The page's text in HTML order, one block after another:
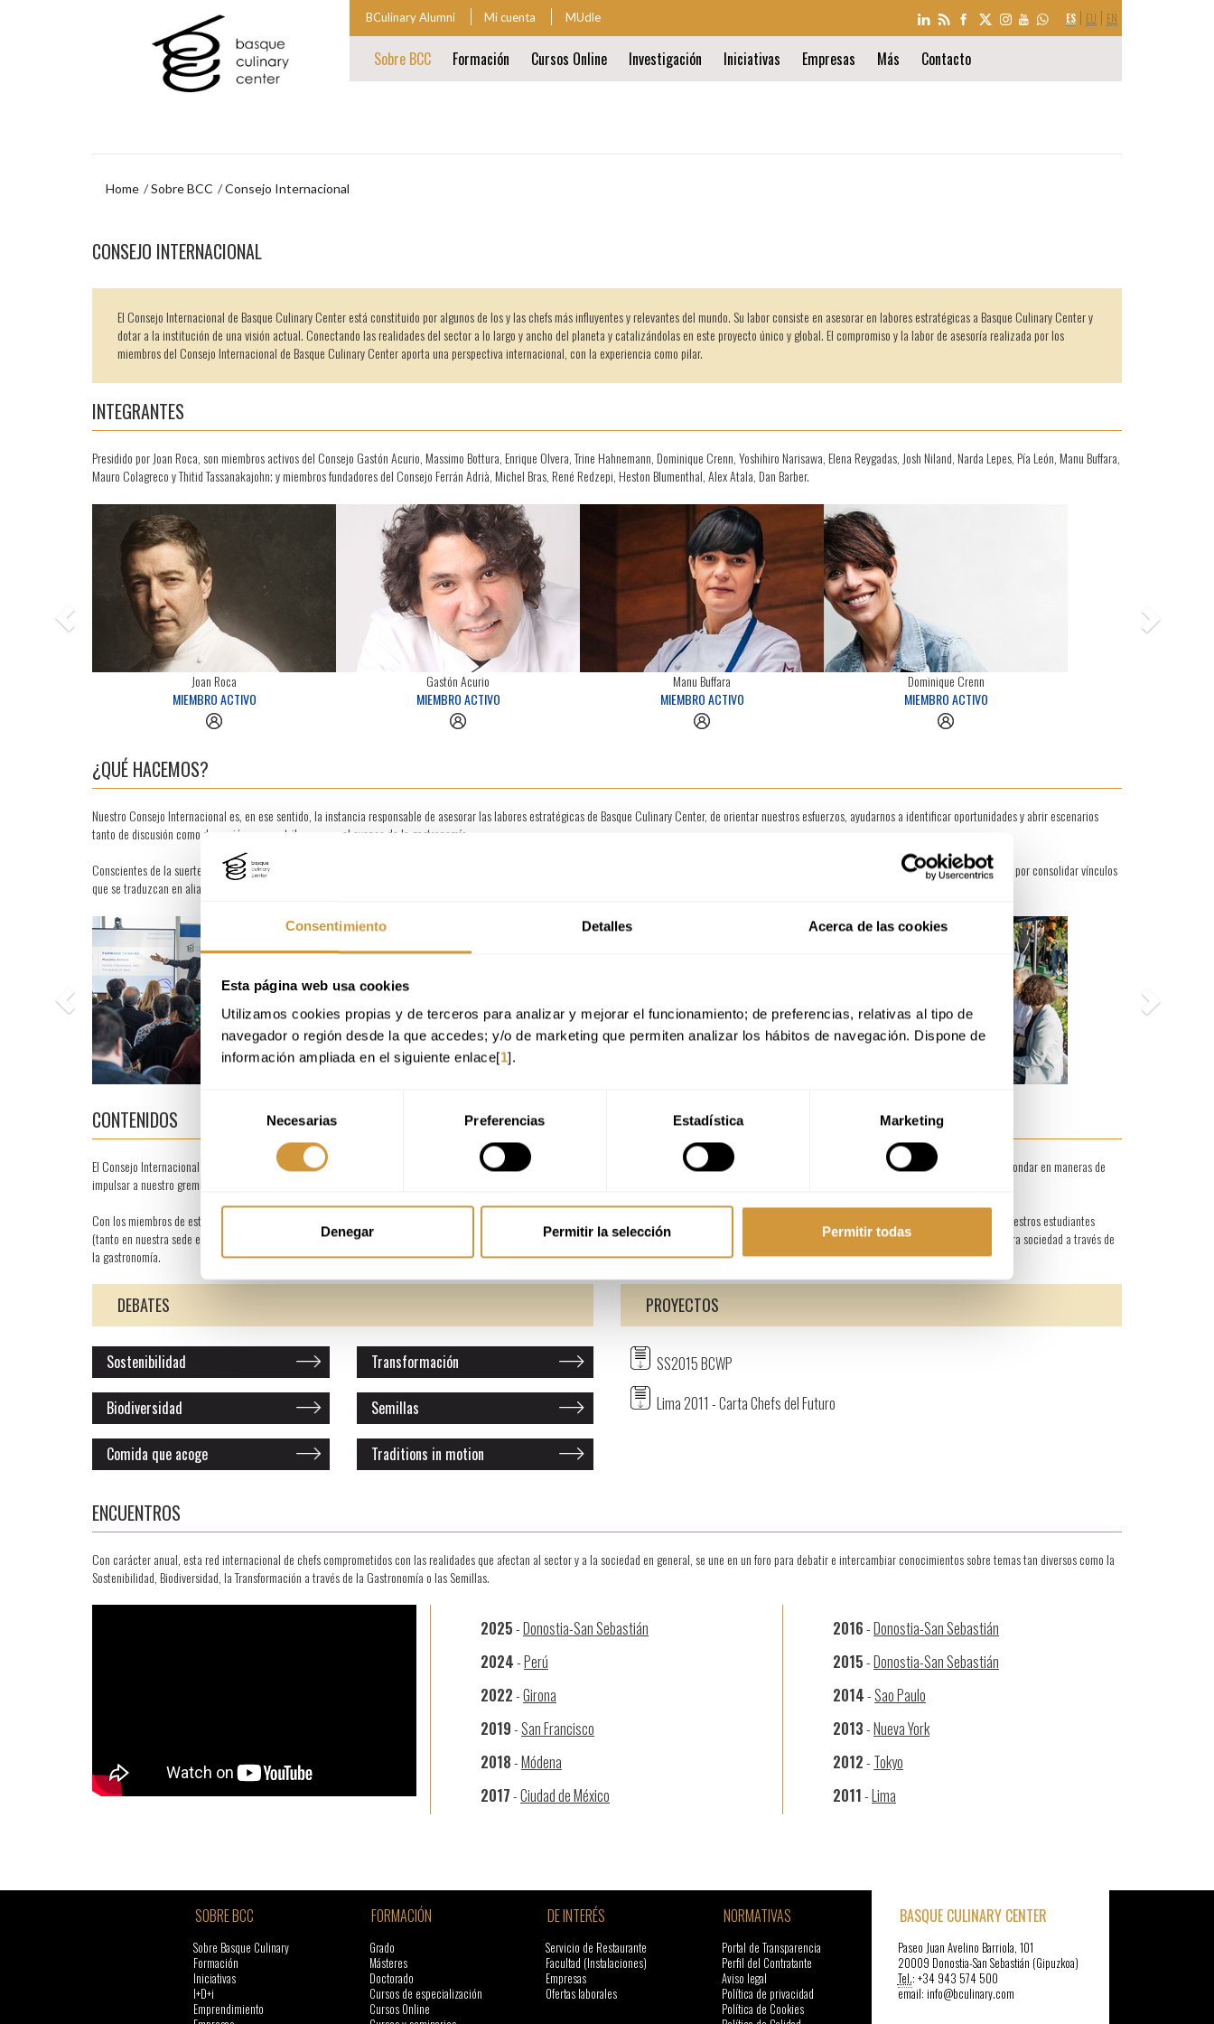
Consentimiento Detalles Acerca de las cookies
Esta página web usa cookies
Utilizamos cookies propias y de terceros para analizar y mejorar el funcionamiento; de preferencias, relativas al tipo de
navegador o región desde la que accedes; y/o de marketing que permiten analizar los hábitos de navegación. Dispone de
información ampliada en el siguiente enlace[1].
consentimiento
Necesarias Preferencias Estadística Marketing
Denegar Permitir la selección Permitir todas
SELECCIÓN
DE
ES EU EN
BCulinary Alumni Mi cuenta MUdle
navegación
Sobre BCC Formación Cursos Online Investigación Iniciativas Empresas Más
Contacto
navegación
Home Sobre BCC Consejo Internacional
CONSEJO INTERNACIONAL
El Consejo Internacional de Basque Culinary Center está constituido por algunos de los y las chefs más influyentes y relevantes del mundo. Su labor consiste en asesorar en labores estratégicas a Basque Culinary Center y
dotar a la institución de una visión actual. Conectando las realidades del sector a lo largo y ancho del planeta y catalizándolas en este proyecto único y global. El compromiso y la labor de asesoría realizada por los
miembros del Consejo Internacional de Basque Culinary Center aporta una perspectiva internacional, con la experiencia como pilar.
INTEGRANTES
Presidido por Joan Roca, son miembros activos del Consejo Gastón Acurio, Massimo Bottura, Enrique Olvera, Trine Hahnemann, Dominique Crenn, Yoshihiro Narisawa, Elena Reygadas, Josh Niland, Narda Lepes, Pía León, Manu Buffara,
Mauro Colagreco y Thitid Tassanakajohn; y miembros fundadores del Consejo Ferrán Adrià, Michel Bras, René Redzepi, Heston Blumenthal, Alex Atala, Dan Barber.
Joan Roca
MIEMBRO ACTIVO
Gastón Acurio
MIEMBRO ACTIVO
Manu Buffara
MIEMBRO ACTIVO
Dominique Crenn
MIEMBRO ACTIVO
¿QUÉ HACEMOS?
Nuestro Consejo Internacional es, en ese sentido, la instancia responsable de asesorar las labores estratégicas de Basque Culinary Center, de orientar nuestros esfuerzos, ayudarnos a identificar oportunidades y abrir escenarios
tanto de discusión como de acción que contribuyan con el avance de la gastronomía.
Conscientes de la suerte que significa contar con la implicación de personalidades de semejante nivel entre nuestros aliados, y de la responsabilidad que nuestro gremio exige y espera de nosotros, abogamos por consolidar vínculos
que se traduzcan en alianzas recíprocas y multiplicadoras
Previous
CONTENIDOS
El Consejo Internacional sienta sus bases en su reunión anual, en la que cocineros de renombre y expertos en distintas disciplinas se juntan en una ciudad distinta para identificar retos, estimular debates y ahondar en maneras de
impulsar a nuestro gremio.
Con los miembros de este consejo mantenemos, por su parte, proyectos de diversa índole: propiciamos contextos de intercambio y colaboración recíproca, de generación de contenido; de aprendizaje para nuestros estudiantes
(tanto en nuestra sede en San Sebastián como en restaurantes repartidos por el mundo) y de respaldo a las intenciones con las que, cada uno de estos chefs, acelera el impacto que puede generarse en nuestra sociedad a través de
la gastronomía.
DEBATES
Sostenibilidad Transformación
Biodiversidad Semillas
Comida que acoge Traditions in motion
PROYECTOS
SS2015 BCWP
Lima 2011 - Carta Chefs del Futuro
ENCUENTROS
Con carácter anual, esta red internacional de chefs comprometidos con las realidades que afectan al sector y a la sociedad en general, se une en un foro para debatir e intercambiar conocimientos sobre temas tan diversos como la
Sostenibilidad, Biodiversidad, la Transformación a través de la Gastronomía o las Semillas.
2025-Donostia-San Sebastián
2024-Perú
2022-Girona
2019-San Francisco
2018-Módena
2017-Ciudad de México
2016-Donostia-San Sebastián
2015-Donostia-San Sebastián
2014-Sao Paulo
2013-Nueva York
2012- Tokyo
2011-Lima
SOBRE BCC
Sobre Basque Culinary
Formación
Iniciativas
I+D+i
Emprendimiento
FORMACIÓN
Grado
Másteres
Doctorado
Cursos de especialización
Cursos Online
DE INTERÉS
Servicio de Restaurante
Facultad (Instalaciones)
Empresas
Ofertas laborales
NORMATIVAS
Portal de Transparencia
Perfil del Contratante
Aviso legal
Política de privacidad
Política de Cookies
BASQUE CULINARY CENTER
Paseo Juan Avelino Barriola, 101
20009 Donostia-San Sebastián (Gipuzkoa)
Tel.: +34 943 574 500
email: info@bculinary.com